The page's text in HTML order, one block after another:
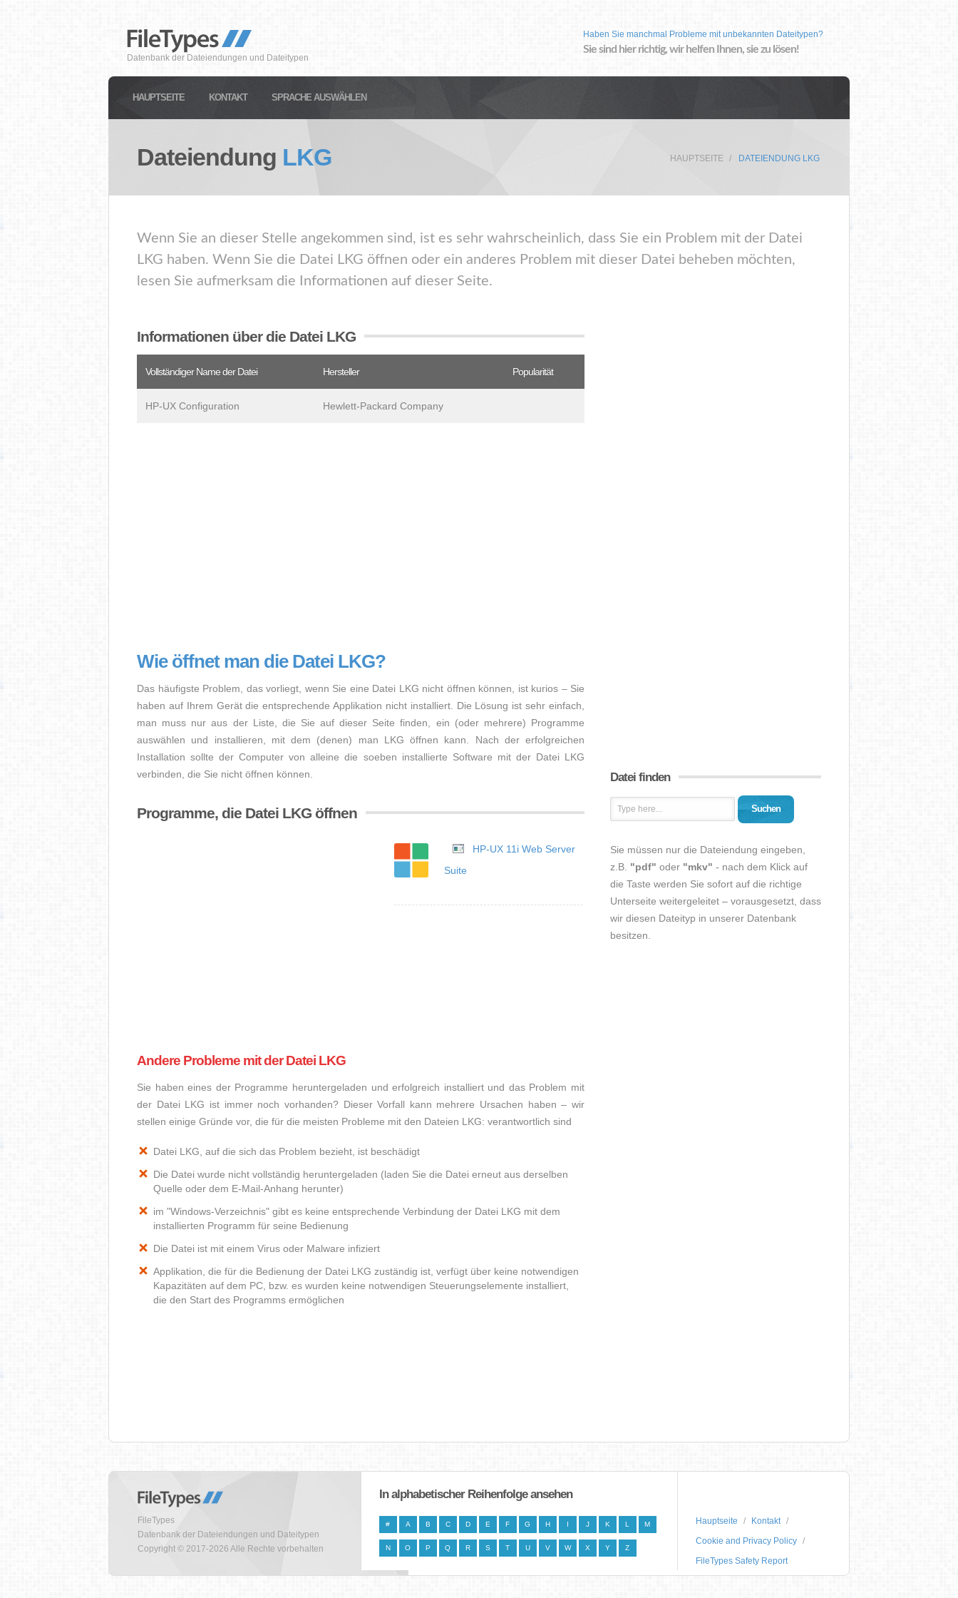
Datenbank der Dateiendungen und Dateitypen
Haben Sie manchmal Probleme mit unbekannten Dateitypen?
Sie sind hier richtig, wir helfen Ihnen, sie zu lösen!
HAUPTSEITE KONTAKT SPRACHE AUSWÄHLEN
Dateiendung LKG HAUPTSEITE DATEIENDUNG LKG
Wenn Sie an dieser Stelle angekommen sind, ist es sehr wahrscheinlich, dass Sie ein Problem mit der Datei
LKG haben. Wenn Sie die Datei LKG öffnen oder ein anderes Problem mit dieser Datei beheben möchten,
lesen Sie aufmerksam die Informationen auf dieser Seite.
Informationen über die Datei LKG
Vollständiger Name der Datei Hersteller Popularität
HP-UX Configuration Hewlett-Packard Company
Wie öffnet man die Datei LKG?
Das häufigste Problem, das vorliegt, wenn Sie eine Datei LKG nicht öffnen können, ist kurios – Sie
haben auf Ihrem Gerät die entsprechende Applikation nicht installiert. Die Lösung ist sehr einfach,
man muss nur aus der Liste, die Sie auf dieser Seite finden, ein (oder mehrere) Programme
auswählen und installieren, mit dem (denen) man LKG öffnen kann. Nach der erfolgreichen
Installation sollte der Computer von alleine die soeben installierte Software mit der Datei LKG
verbinden, die Sie nicht öffnen können.
Programme, die Datei LKG öffnen
HP-UX 11i Web Server
Suite
Andere Probleme mit der Datei LKG
Sie haben eines der Programme heruntergeladen und erfolgreich installiert und das Problem mit
der Datei LKG ist immer noch vorhanden? Dieser Vorfall kann mehrere Ursachen haben – wir
stellen einige Gründe vor, die für die meisten Probleme mit den Dateien LKG: verantwortlich sind
Datei LKG, auf die sich das Problem bezieht, ist beschädigt
Die Datei wurde nicht vollständig heruntergeladen (laden Sie die Datei erneut aus derselben
Quelle oder dem E-Mail-Anhang herunter)
im "Windows-Verzeichnis" gibt es keine entsprechende Verbindung der Datei LKG mit dem
installierten Programm für seine Bedienung
Die Datei ist mit einem Virus oder Malware infiziert
Applikation, die für die Bedienung der Datei LKG zuständig ist, verfügt über keine notwendigen
Kapazitäten auf dem PC, bzw. es wurden keine notwendigen Steuerungselemente installiert,
die den Start des Programms ermöglichen
Datei finden
Suchen
Sie müssen nur die Dateiendung eingeben,
z.B. "pdf" oder "mkv" - nach dem Klick auf
die Taste werden Sie sofort auf die richtige
Unterseite weitergeleitet – vorausgesetzt, dass
wir diesen Dateityp in unserer Datenbank
besitzen.
FileTypes
Datenbank der Dateiendungen und Dateitypen
Copyright © 2017-2026 Alle Rechte vorbehalten
In alphabetischer Reihenfolge ansehen
# A B C D E F G H I J K L M
N O P Q R S T U V W X Y Z
Hauptseite
Kontakt
Cookie and Privacy Policy
FileTypes Safety Report